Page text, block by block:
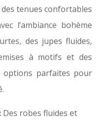
tenues confortables
l’ambiance bohème
des jupes fluides,
à motifs et des
options parfaites pour
Des robes fluides et